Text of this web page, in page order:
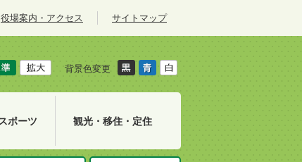
役場案内・アクセス サイトマップ
背景色変更
ポーツ 観光・移住・定住